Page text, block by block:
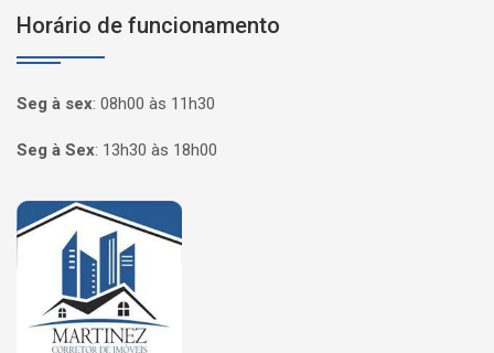
Horário de funcionamento
Seg à sex: 08h00 às 11h30
Seg à Sex: 13h30 às 18h00
Página inicial